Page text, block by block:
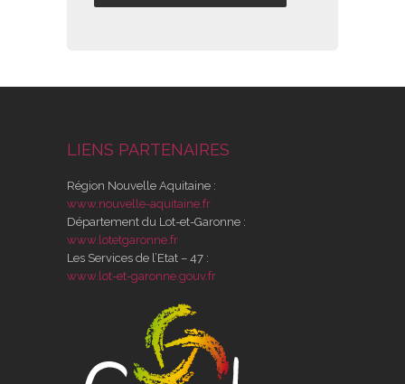
LIENS PARTENAIRES
Région Nouvelle Aquitaine :
www.nouvelle-aquitaine.fr
Département du Lot-et-Garonne :
www.lotetgaronne.fr
Les Services de l’Etat – 47 :
www.lot-et-garonne.gouv.fr